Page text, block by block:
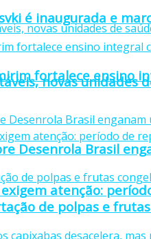
novas unidades
atenção:
é inaugurada e
fortalece ensino
Desenrola Brasil
de polpas e